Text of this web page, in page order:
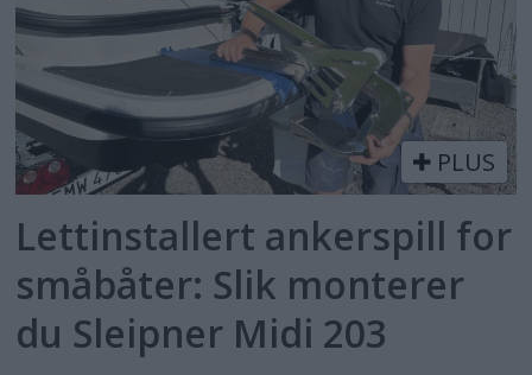
PLUS
Lettinstallert ankerspill for
småbåter: Slik monterer
du Sleipner Midi 203